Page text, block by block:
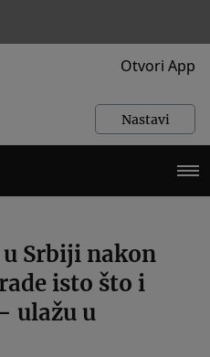
Otvori App
Nastavi
Srbiji nakon
isto što i
ulažu u